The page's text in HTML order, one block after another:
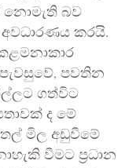
නොමැති බව
කරයි.
පවතින
ගත්විට
ද මේ
මිල අඩුවීමේ
වීමට ප්‍රධාන